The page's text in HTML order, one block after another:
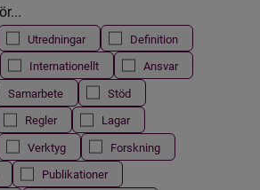
Utredningar
Definition
Internationellt
Ansvar
Samarbete
Stöd
Regler
Lagar
Verktyg
Forskning
Publikationer